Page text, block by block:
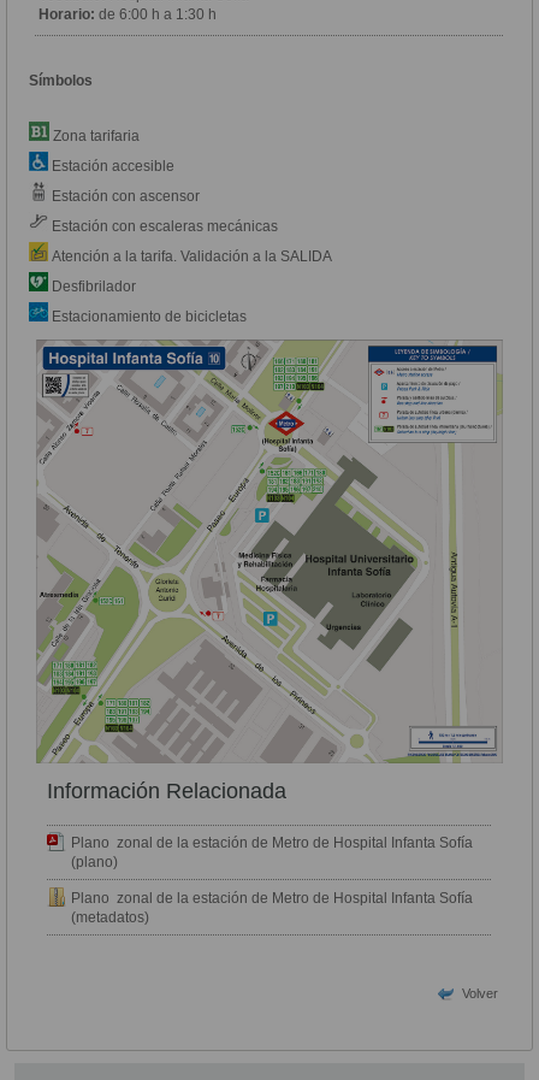
Horario: de 6:00 h a 1:30 h
Símbolos
Zona tarifaria
Estación accesible
Estación con ascensor
Estación con escaleras mecánicas
Atención a la tarifa. Validación a la SALIDA
Desfibrilador
Estacionamiento de bicicletas
Información Relacionada
Plano zonal de la estación de Metro de Hospital Infanta Sofía
(plano)
Plano zonal de la estación de Metro de Hospital Infanta Sofía
(metadatos)
Volver